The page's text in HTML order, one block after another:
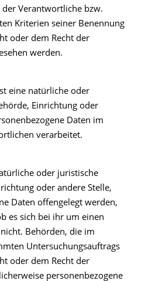
Verantwortliche bzw.
Kriterien seiner Benennung
oder dem Recht der
werden.
eine natürliche oder
Einrichtung oder
Daten im
verarbeitet.
oder juristische
oder andere Stelle,
Daten offengelegt werden,
es sich bei ihr um einen
Behörden, die im
Untersuchungsauftrags
oder dem Recht der
personenbezogene